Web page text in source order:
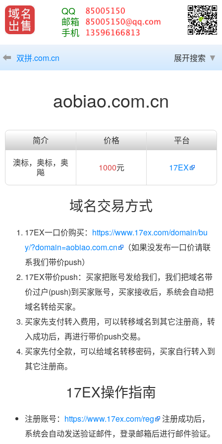
QQ
邮箱
手机
双拼.com.cn 展开搜索
aobiao.com.cn
简介 价格
平台
澳标，奥标，奥
飚
1000元 17EX
域名交易方式
17EX一口价购买： https://www.17ex.com/domain/bu
y/?domain=aobiao.com.cn
（如果没发布一口价请联
系我们带价push）
17EX带价push：买家把账号发给我们，我们把域名带
价过户(push)到买家账号，买家接收后，系统会自动把
域名转给买家。
买家先支付转入费用，可以转移域名到其它注册商，转
入成功后，再进行带价push交易。
买家先付全款，可以给域名转移密码，买家自行转入到
其它注册商。
17EX操作指南
注册账号： https://www.17ex.com/reg
注册成功后，
系统会自动发送验证邮件，登录邮箱后进行邮件验证。